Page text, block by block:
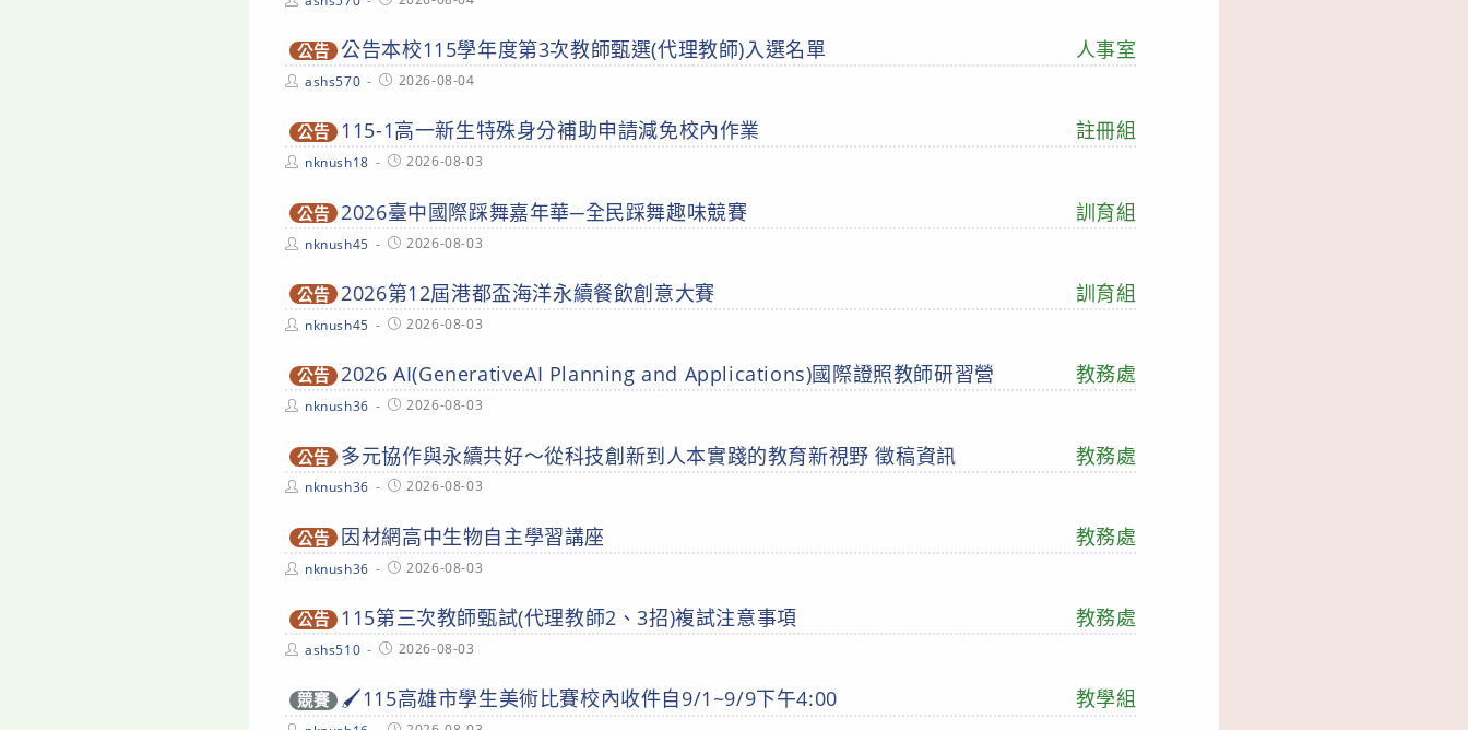
公告 公告本校115學年度第3次教師甄選(代理教師)入選名單 人事室
Postashs570
Post2026-08-04
公告 115-1高一新生特殊身分補助申請減免校內作業 註冊組
Postnknush18
Post2026-08-03
公告 訓育組
2026臺中國際踩舞嘉年華─全民踩舞趣味競賽
Postnknush45
Post2026-08-03
公告 訓育組
2026第12屆港都盃海洋永續餐飲創意大賽
Postnknush45
Post2026-08-03
公告 2026 AI(GenerativeAI Planning and Applications)國際證照教師研習營 教務處
Postnknush36
Post2026-08-03
公告 多元協作與永續共好～從科技創新到人本實踐的教育新視野 徵稿資訊 教務處
Postnknush36
Post2026-08-03
公告 因材網高中生物自主學習講座 教務處
Postnknush36
Post2026-08-03
公告 115第三次教師甄試(代理教師2、3招)複試注意事項 教務處
Postashs510
Post2026-08-03
競賽 教學組
🖌️115高雄市學生美術比賽校內收件自9/1~9/9下午4:00